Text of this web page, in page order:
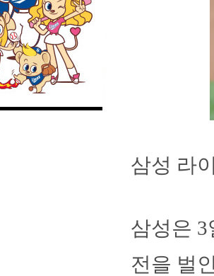
삼성 라
삼성은 3
전을 벌